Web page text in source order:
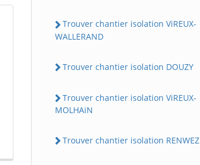
Trouver chantier isolation ViREUX-
WALLERAND
Trouver chantier isolation DOUZY
Trouver chantier isolation ViREUX-
MOLHAiN
Trouver chantier isolation RENWEZ